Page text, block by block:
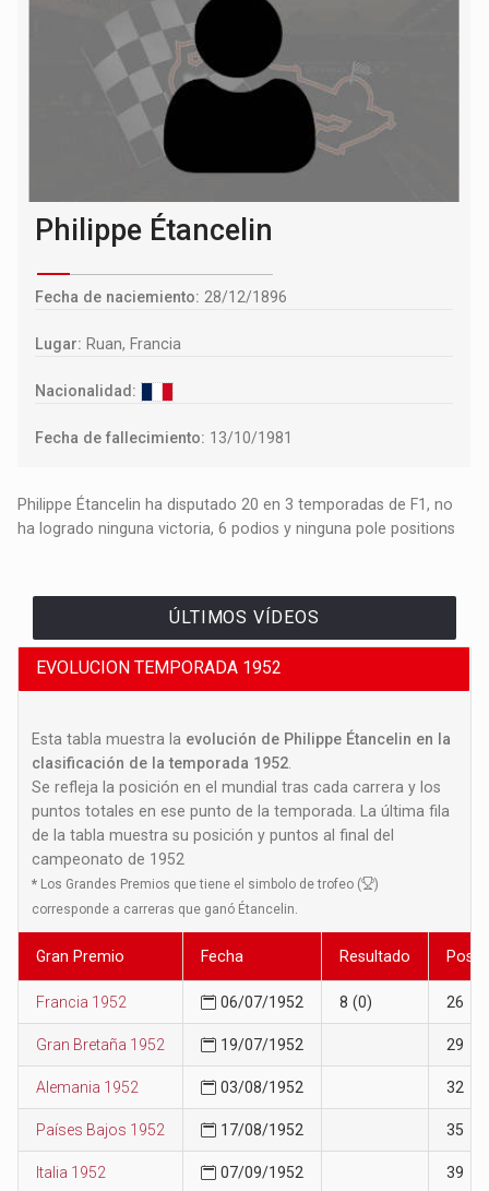
Philippe Étancelin
Fecha de naciemiento: 28/12/1896
Lugar: Ruan, Francia
Nacionalidad:
Fecha de fallecimiento: 13/10/1981
Philippe Étancelin ha disputado 20 en 3 temporadas de F1, no
ha logrado ninguna victoria, 6 podios y ninguna pole positions
ÚLTIMOS VÍDEOS
EVOLUCION TEMPORADA 1952
Esta tabla muestra la evolución de Philippe Étancelin en la
clasificación de la temporada 1952
Se refleja la posición en el mundial tras cada carrera y los
puntos totales en ese punto de la temporada. La última fila
de la tabla muestra su posición y puntos al final del
campeonato de 1952
* Los Grandes Premios que tiene el simbolo de trofeo (
)
corresponde a carreras que ganó Étancelin.
Gran Premio Fecha Resultado
Francia 1952 06/07/1952 8 (0) 26
Gran Bretaña 1952 19/07/1952 29
Alemania 1952 03/08/1952 32
Países Bajos 1952 17/08/1952 35
Italia 1952 07/09/1952 39